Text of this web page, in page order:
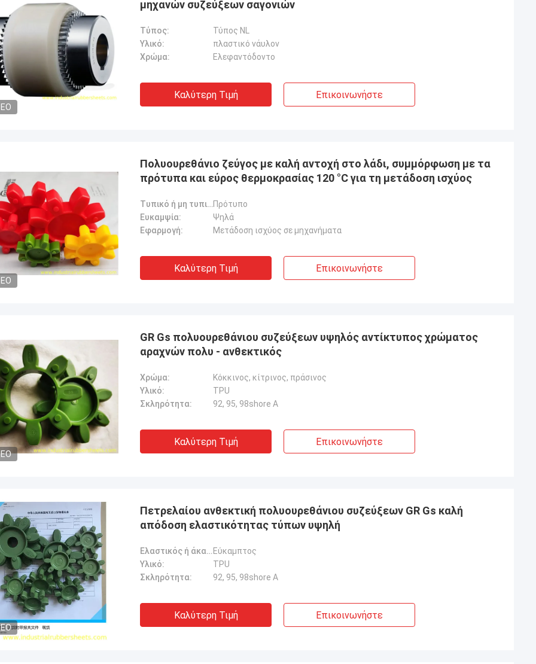
μηχανών συζεύξεων σαγονιών
Τύπος:
Τύπος NL
Υλικό:
πλαστικό νάυλον
Χρώμα:
Ελεφαντόδοντο
Καλύτερη Τιμή Επικοινωνήστε
Πολυουρεθάνιο ζεύγος με καλή αντοχή στο λάδι, συμμόρφωση με τα
πρότυπα και εύρος θερμοκρασίας 120 °C για τη μετάδοση ισχύος
Τυπικό ή μη τυπικό:Πρότυπο
Ευκαμψία:
Ψηλά
Εφαρμογή:
Μετάδοση ισχύος σε μηχανήματα
Καλύτερη Τιμή Επικοινωνήστε
GR Gs πολυουρεθάνιου συζεύξεων υψηλός αντίκτυπος χρώματος
αραχνών πολυ - ανθεκτικός
Χρώμα:
Κόκκινος, κίτρινος, πράσινος
Υλικό:
TPU
Σκληρότητα:
92, 95, 98shore Α
Καλύτερη Τιμή Επικοινωνήστε
Πετρελαίου ανθεκτική πολυουρεθάνιου συζεύξεων GR Gs καλή
απόδοση ελαστικότητας τύπων υψηλή
Ελαστικός ή άκαμπτος: Εύκαμπτος
Υλικό:
TPU
Σκληρότητα:
92, 95, 98shore Α
Καλύτερη Τιμή Επικοινωνήστε